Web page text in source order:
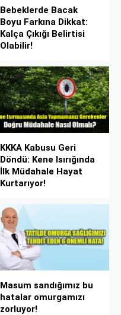
Bebeklerde Bacak
Boyu Farkına Dikkat:
Kalça Çıkığı Belirtisi
Olabilir!
KKKA Kabusu Geri
Döndü: Kene Isırığında
İlk Müdahale Hayat
Kurtarıyor!
Masum sandığımız bu
hatalar omurgamızı
zorluyor!